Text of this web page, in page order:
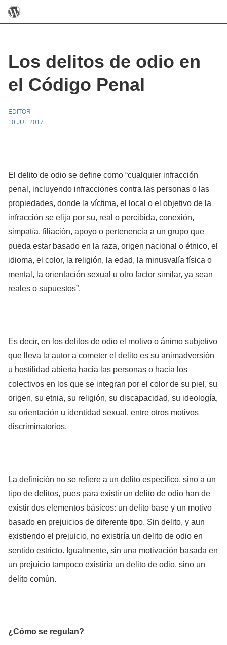
Los delitos de odio en
el Código Penal
EDITOR
10 JUL 2017
El delito de odio se define como “cualquier infracción
penal, incluyendo infracciones contra las personas o las
propiedades, donde la víctima, el local o el objetivo de la
infracción se elija por su, real o percibida, conexión,
simpatía, filiación, apoyo o pertenencia a un grupo que
pueda estar basado en la raza, origen nacional o étnico, el
idioma, el color, la religión, la edad, la minusvalía física o
mental, la orientación sexual u otro factor similar, ya sean
reales o supuestos”.
Es decir, en los delitos de odio el motivo o ánimo subjetivo
que lleva la autor a cometer el delito es su animadversión
u hostilidad abierta hacia las personas o hacia los
colectivos en los que se integran por el color de su piel, su
origen, su etnia, su religión, su discapacidad, su ideología,
su orientación u identidad sexual, entre otros motivos
discriminatorios.
La definición no se refiere a un delito específico, sino a un
tipo de delitos, pues para existir un delito de odio han de
existir dos elementos básicos: un delito base y un motivo
basado en prejuicios de diferente tipo. Sin delito, y aun
existiendo el prejuicio, no existiría un delito de odio en
sentido estricto. Igualmente, sin una motivación basada en
un prejuicio tampoco existiría un delito de odio, sino un
delito común.
¿Cómo se regulan?